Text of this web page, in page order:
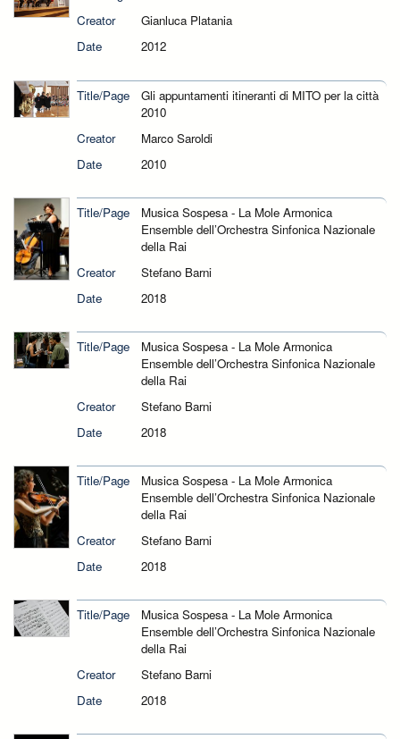
Creator
Gianluca Platania
Date
2012
Title/Page
Gli appuntamenti itineranti di MITO per la città
2010
Creator
Marco Saroldi
Date
2010
Title/Page
Musica Sospesa - La Mole Armonica
Ensemble dell’Orchestra Sinfonica Nazionale
della Rai
Creator
Stefano Barni
Date
2018
Title/Page
Musica Sospesa - La Mole Armonica
Ensemble dell’Orchestra Sinfonica Nazionale
della Rai
Creator
Stefano Barni
Date
2018
Title/Page
Musica Sospesa - La Mole Armonica
Ensemble dell’Orchestra Sinfonica Nazionale
della Rai
Creator
Stefano Barni
Date
2018
Title/Page
Musica Sospesa - La Mole Armonica
Ensemble dell’Orchestra Sinfonica Nazionale
della Rai
Creator
Stefano Barni
Date
2018